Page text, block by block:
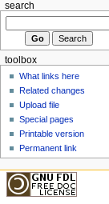
search
toolbox
What links here
Related changes
Upload file
Special pages
Printable version
Permanent link